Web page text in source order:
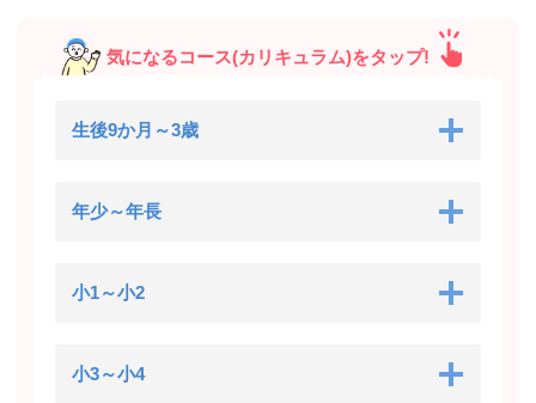
気になるコース(カリキュラム)をタップ!
生後9か月～3歳
年少～年長
小1～小2
小3～小4